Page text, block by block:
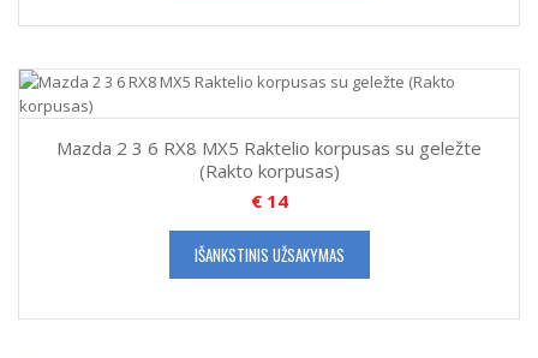
Mazda 2 3 6 RX8 MX5 Raktelio korpusas su geležte
(Rakto korpusas)
€14
IŠANKSTINIS UŽSAKYMAS